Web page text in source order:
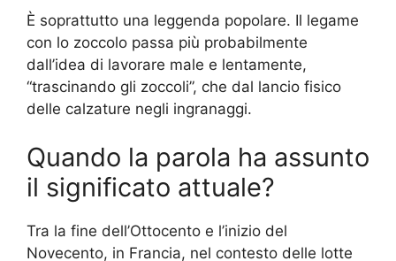
È soprattutto una leggenda popolare. Il legame
con lo zoccolo passa più probabilmente
dall’idea di lavorare male e lentamente,
“trascinando gli zoccoli”, che dal lancio fisico
delle calzature negli ingranaggi.
Quando la parola ha assunto
il significato attuale?
Tra la fine dell’Ottocento e l’inizio del
Novecento, in Francia, nel contesto delle lotte